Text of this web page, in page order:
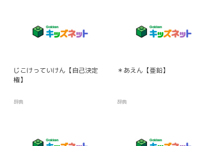
じこけっていけん【自己決定
権】
辞典
＊あえん【亜鉛】
辞典